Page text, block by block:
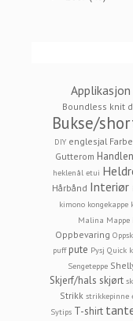
Applikasjon
Boundless knit
Bukse/
DIY englesjal
Gutterom
heklenål etui
Hårbånd Interiør
kimono kongekappe
Malina Mappe
Oppbevaring
puff pute Pysj Quick
Sengeteppe
Skjerf/hals skjørt
Strikk strikkepinne
Sytips T-shirt